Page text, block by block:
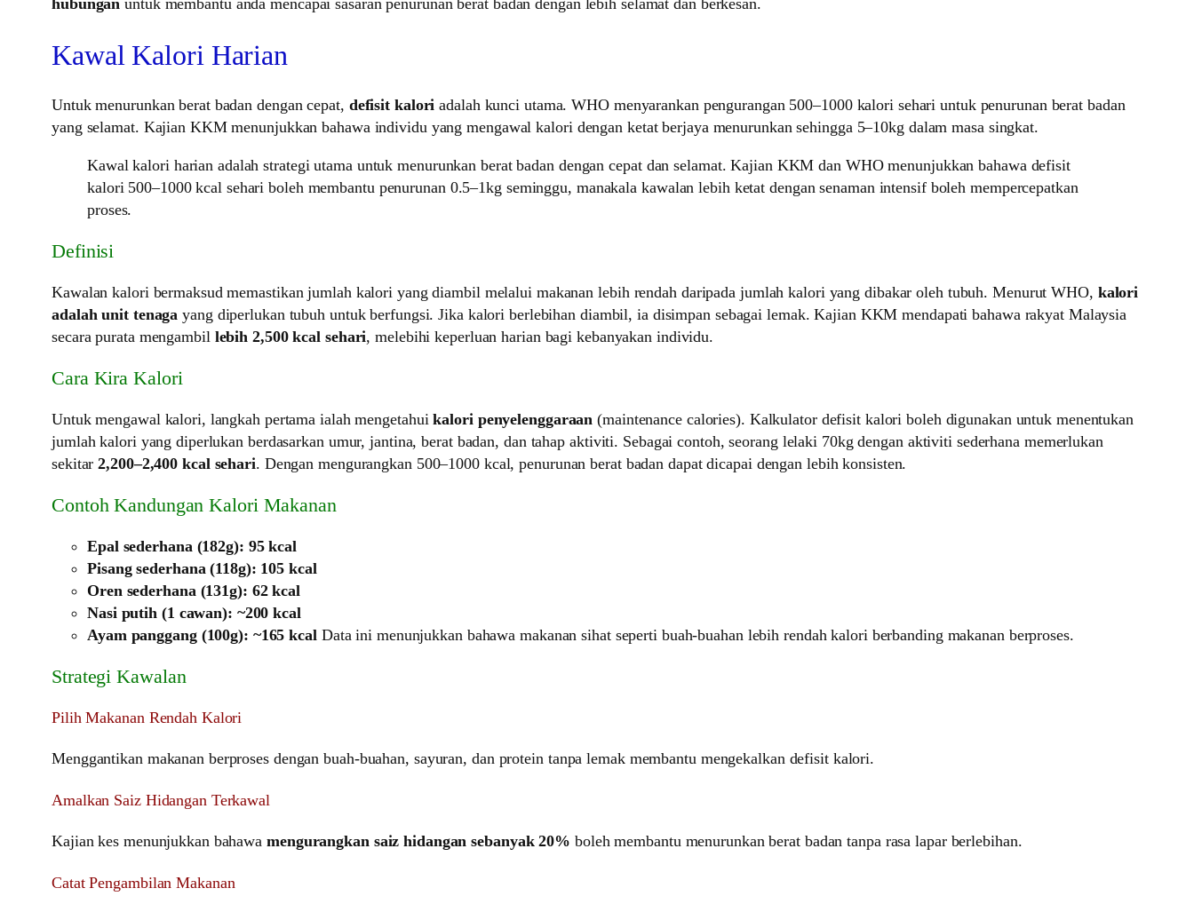
hubungan untuk membantu anda mencapai sasaran penurunan berat badan dengan lebih selamat dan berkesan.
Kawal Kalori Harian
Untuk menurunkan berat badan dengan cepat, defisit kalori adalah kunci utama. WHO menyarankan pengurangan 500–1000 kalori sehari untuk penurunan berat badan
yang selamat. Kajian KKM menunjukkan bahawa individu yang mengawal kalori dengan ketat berjaya menurunkan sehingga 5–10kg dalam masa singkat.
Kawal kalori harian adalah strategi utama untuk menurunkan berat badan dengan cepat dan selamat. Kajian KKM dan WHO menunjukkan bahawa defisit
kalori 500–1000 kcal sehari boleh membantu penurunan 0.5–1kg seminggu, manakala kawalan lebih ketat dengan senaman intensif boleh mempercepatkan
proses.
Definisi
Kawalan kalori bermaksud memastikan jumlah kalori yang diambil melalui makanan lebih rendah daripada jumlah kalori yang dibakar oleh tubuh. Menurut WHO, kalori
adalah unit tenaga yang diperlukan tubuh untuk berfungsi. Jika kalori berlebihan diambil, ia disimpan sebagai lemak. Kajian KKM mendapati bahawa rakyat Malaysia
secara purata mengambil lebih 2,500 kcal sehari, melebihi keperluan harian bagi kebanyakan individu.
Cara Kira Kalori
Untuk mengawal kalori, langkah pertama ialah mengetahuikalori penyelenggaraan (maintenance calories). Kalkulator defisit kalori boleh digunakan untuk menentukan
jumlah kalori yang diperlukan berdasarkan umur, jantina, berat badan, dan tahap aktiviti. Sebagai contoh, seorang lelaki 70kg dengan aktiviti sederhana memerlukan
sekitar2,200–2,400 kcal sehari. Dengan mengurangkan 500–1000 kcal, penurunan berat badan dapat dicapai dengan lebih konsisten.
Contoh Kandungan Kalori Makanan
Epal sederhana (182g): 95 kcal
Pisang sederhana (118g): 105 kcal
Oren sederhana (131g): 62 kcal
Nasi putih (1 cawan): ~200 kcal
Ayam panggang (100g): ~165 kcalData ini menunjukkan bahawa makanan sihat seperti buah-buahan lebih rendah kalori berbanding makanan berproses.
Strategi Kawalan
Pilih Makanan Rendah Kalori
Menggantikan makanan berproses dengan buah-buahan, sayuran, dan protein tanpa lemak membantu mengekalkan defisit kalori.
Amalkan Saiz Hidangan Terkawal
Kajian kes menunjukkan bahawa mengurangkan saiz hidangan sebanyak 20% boleh membantu menurunkan berat badan tanpa rasa lapar berlebihan.
Catat Pengambilan Makanan